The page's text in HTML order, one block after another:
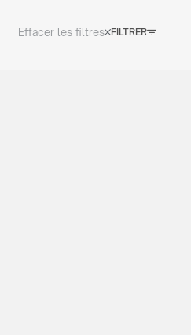
Effacer les filtres FILTRER